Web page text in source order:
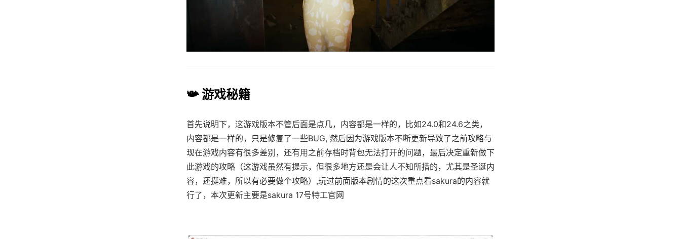
📯 游戏秘籍
首先说明下，这游戏版本不管后面是点几，内容都是一样的，比如24.0和24.6之类，
内容都是一样的，只是修复了一些BUG, 然后因为游戏版本不断更新导致了之前攻略与
现在游戏内容有很多差别，还有用之前存档时背包无法打开的问题，最后决定重新做下
此游戏的攻略（这游戏虽然有提示，但很多地方还是会让人不知所措的，尤其是圣诞内
容，还挺难，所以有必要做个攻略）,玩过前面版本剧情的这次重点看sakura的内容就
行了，本次更新主要是sakura 17号特工官网